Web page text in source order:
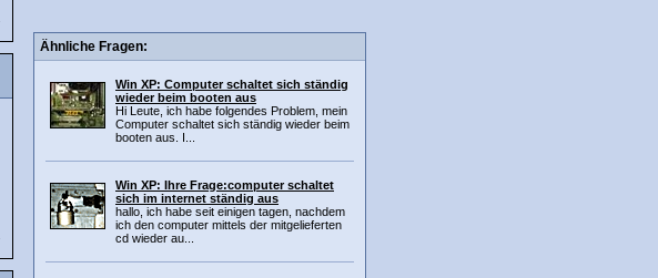
Ähnliche Fragen:
Win XP: Computer schaltet sich ständig
wieder beim booten aus
Hi Leute, ich habe folgendes Problem, mein
Computer schaltet sich ständig wieder beim
booten aus. I...
Win XP: Ihre Frage:computer schaltet
sich im internet ständig aus
hallo, ich habe seit einigen tagen, nachdem
ich den computer mittels der mitgelieferten
cd wieder au...